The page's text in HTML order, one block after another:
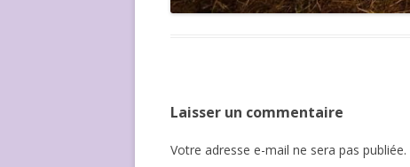
Laisser un commentaire
Votre adresse e-mail ne sera pas publiée.